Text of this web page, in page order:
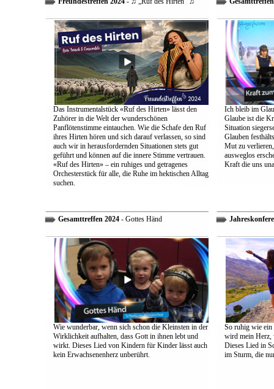
Das Instrumentalstück «Ruf des Hirten» lässt den
Zuhörer in die Welt der wunderschönen
Panflötenstimme eintauchen. Wie die Schafe den Ruf
ihres Hirten hören und sich darauf verlassen, so sind
auch wir in herausfordernden Situationen stets gut
geführt und können auf die innere Stimme vertrauen.
«Ruf des Hirten» – ein ruhiges und getragenes
Orchesterstück für alle, die Ruhe im hektischen Alltag
suchen.
Ich bleib im
Glaube ist die
Situation
Glauben
Mut zu
ausweglos
Kraft die uns
Gesamttreffen 2024- Gottes Händ
Wie wunderbar, wenn sich schon die Kleinsten in der
Wirklichkeit aufhalten, dass Gott in ihnen lebt und
wirkt. Dieses Lied von Kindern für Kinder lässt auch
kein Erwachsenenherz unberührt.
So ruhig wie ein
wird mein Herz,
Dieses Lied in
im Sturm, die